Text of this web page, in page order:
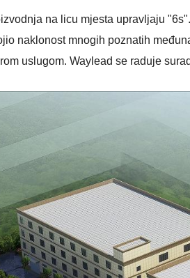
na licu mjesta upravljaju
naklonost mnogih poznatih
uslugom. Waylead se raduje